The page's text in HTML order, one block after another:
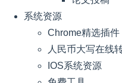
系统资源
Chrome精选插件
人民币大写在线
IOS系统资源